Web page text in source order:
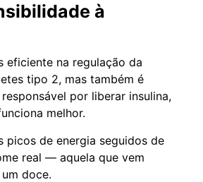
à
eficiente na regulação da
tipo 2, mas também é
por liberar insulina,
melhor.
picos de energia seguidos de
real — aquela que vem
doce.